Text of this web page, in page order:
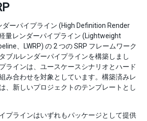
ーパイプライン (High Definition Render
量レンダーパイプライン (Lightweight
、LWRP) の 2 つの SRP フレームワーク
ブルレンダーパイプラインを構築しまし
ラインは、ユースケースシナリオとハード
み合わせを対象としています。構築済みレ
、新しいプロジェクトのテンプレートとし
プラインはいずれもパッケージとして提供